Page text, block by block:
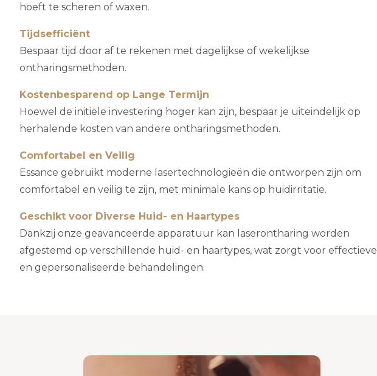
hoeft te scheren of waxen.
Tijdsefficiënt
Bespaar tijd door af te rekenen met dagelijkse of wekelijkse
ontharingsmethoden.
Kostenbesparend op Lange Termijn
Hoewel de initiële investering hoger kan zijn, bespaar je uiteindelijk op
herhalende kosten van andere ontharingsmethoden.
Comfortabel en Veilig
Essance gebruikt moderne lasertechnologieën die ontworpen zijn om
comfortabel en veilig te zijn, met minimale kans op huidirritatie.
Geschikt voor Diverse Huid- en Haartypes
Dankzij onze geavanceerde apparatuur kan laserontharing worden
afgestemd op verschillende huid- en haartypes, wat zorgt voor effectieve
en gepersonaliseerde behandelingen.